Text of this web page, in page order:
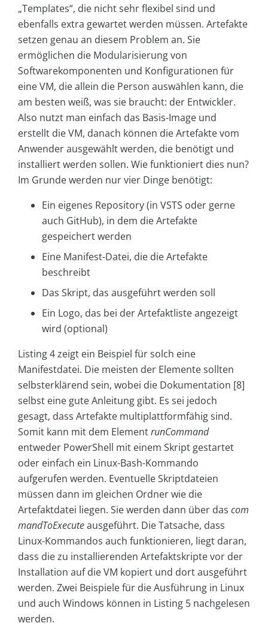
„Templates“, die nicht sehr flexibel sind und
ebenfalls extra gewartet werden müssen. Artefakte
setzen genau an diesem Problem an. Sie
ermöglichen die Modularisierung von
Softwarekomponenten und Konfigurationen für
eine VM, die allein die Person auswählen kann, die
am besten weiß, was sie braucht: der Entwickler.
Also nutzt man einfach das Basis-Image und
erstellt die VM, danach können die Artefakte vom
Anwender ausgewählt werden, die benötigt und
installiert werden sollen. Wie funktioniert dies nun?
Im Grunde werden nur vier Dinge benötigt:
Ein eigenes Repository (in VSTS oder gerne
auch GitHub), in dem die Artefakte
gespeichert werden
Eine Manifest-Datei, die die Artefakte
beschreibt
Das Skript, das ausgeführt werden soll
Ein Logo, das bei der Artefaktliste angezeigt
wird (optional)
Listing 4 zeigt ein Beispiel für solch eine
Manifestdatei. Die meisten der Elemente sollten
selbsterklärend sein, wobei die Dokumentation [8]
selbst eine gute Anleitung gibt. Es sei jedoch
gesagt, dass Artefakte multiplattformfähig sind.
Somit kann mit dem ElementrunCommand
entweder PowerShell mit einem Skript gestartet
oder einfach ein Linux-Bash-Kommando
aufgerufen werden. Eventuelle Skriptdateien
müssen dann im gleichen Ordner wie die
Artefaktdatei liegen. Sie werden dann über das com
mandToExecuteausgeführt. Die Tatsache, dass
Linux-Kommandos auch funktionieren, liegt daran,
dass die zu installierenden Artefaktskripte vor der
Installation auf die VM kopiert und dort ausgeführt
werden. Zwei Beispiele für die Ausführung in Linux
und auch Windows können in Listing 5 nachgelesen
werden.